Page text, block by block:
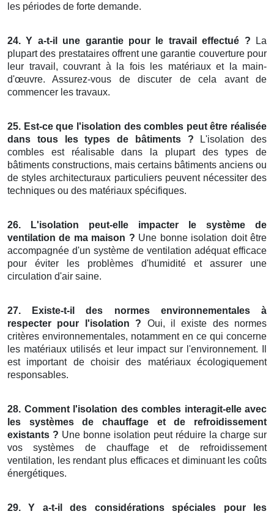
les périodes de forte demande.
24. Y a-t-il une garantie pour le travail effectué ? La
plupart des prestataires offrent une garantie couverture pour
leur travail, couvrant à la fois les matériaux et la main-
d'œuvre. Assurez-vous de discuter de cela avant de
commencer les travaux.
25. Est-ce que l'isolation des combles peut être réalisée
dans tous les types de bâtiments ? L'isolation des
combles est réalisable dans la plupart des types de
bâtiments constructions, mais certains bâtiments anciens ou
de styles architecturaux particuliers peuvent nécessiter des
techniques ou des matériaux spécifiques.
26. L'isolation peut-elle impacter le système de
ventilation de ma maison ? Une bonne isolation doit être
accompagnée d'un système de ventilation adéquat efficace
pour éviter les problèmes d'humidité et assurer une
circulation d'air saine.
27. Existe-t-il des normes environnementales à
respecter pour l'isolation ? Oui, il existe des normes
critères environnementales, notamment en ce qui concerne
les matériaux utilisés et leur impact sur l'environnement. Il
est important de choisir des matériaux écologiquement
responsables.
28. Comment l'isolation des combles interagit-elle avec
les systèmes de chauffage et de refroidissement
existants ? Une bonne isolation peut réduire la charge sur
vos systèmes de chauffage et de refroidissement
ventilation, les rendant plus efficaces et diminuant les coûts
énergétiques.
29. Y a-t-il des considérations spéciales pour les